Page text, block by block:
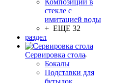
Композиции в
стекле с
имитацией воды
+ ЕЩЕ 32
раздел
Сервировка стола
Бокалы
Подставки для
бутылок